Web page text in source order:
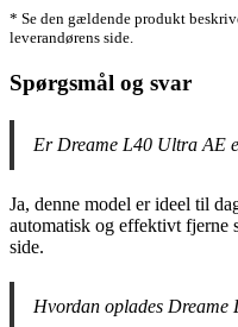
* Se den gældende produkt
leverandørens side.
Spørgsmål og svar
Er Dreame L40 Ultra AE
Ja, denne model er ideel til
automatisk og effektivt fjerne
side.
Hvordan oplades